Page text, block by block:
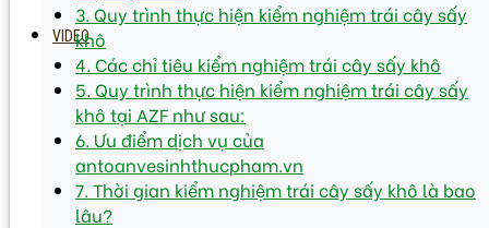
VIDEO
3. Quy trình thực hiện kiểm nghiệm trái cây sấy
khô
4. Các chỉ tiêu kiểm nghiệm trái cây sấy khô
5. Quy trình thực hiện kiểm nghiệm trái cây sấy
khô tại AZF như sau:
6. Ưu điểm dịch vụ của
antoanvesinhthucpham.vn
7. Thời gian kiểm nghiệm trái cây sấy khô là bao
lâu?